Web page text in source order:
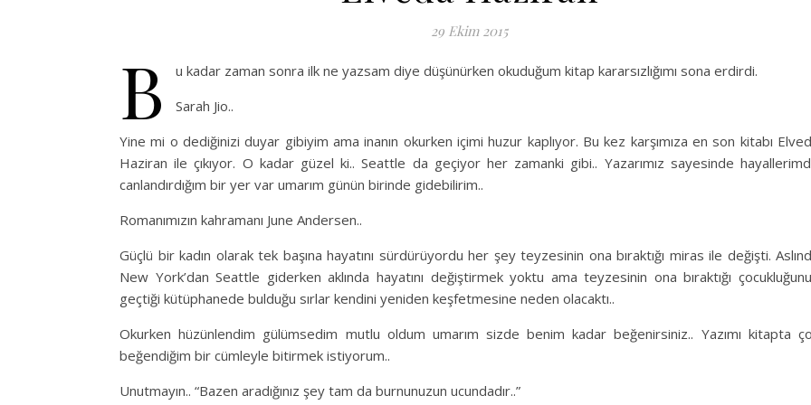
29 Ekim 2015
B
u kadar zaman sonra ilk ne yazsam diye düşünürken okuduğum kitap kararsızlığımı sona erdirdi.
Sarah Jio..
Yine mi o dediğinizi duyar gibiyim ama inanın okurken içimi huzur kaplıyor. Bu kez karşımıza en son kitabı
Haziran ile çıkıyor. O kadar güzel ki.. Seattle da geçiyor her zamanki gibi.. Yazarımız sayesinde
canlandırdığım bir yer var umarım günün birinde gidebilirim..
Romanımızın kahramanı June Andersen..
Güçlü bir kadın olarak tek başına hayatını sürdürüyordu her şey teyzesinin ona bıraktığı miras ile değişti.
New York’dan Seattle giderken aklında hayatını değiştirmek yoktu ama teyzesinin ona bıraktığı
geçtiği kütüphanede bulduğu sırlar kendini yeniden keşfetmesine neden olacaktı..
Okurken hüzünlendim gülümsedim mutlu oldum umarım sizde benim kadar beğenirsiniz.. Yazımı kitapta
beğendiğim bir cümleyle bitirmek istiyorum..
Unutmayın.. “Bazen aradığınız şey tam da burnunuzun ucundadır..”